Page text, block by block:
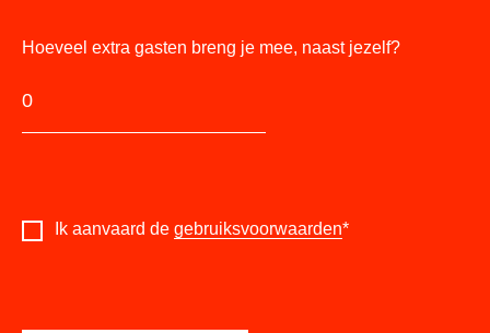
Hoeveel extra gasten breng je mee, naast jezelf?
Ik aanvaard de gebruiksvoorwaarden*